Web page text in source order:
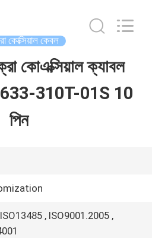
কোক্সিয়াল কেবল
কোএক্সিয়াল ক্যাবল
310T-01S 10
পিন
, ISO9001.2005 ,